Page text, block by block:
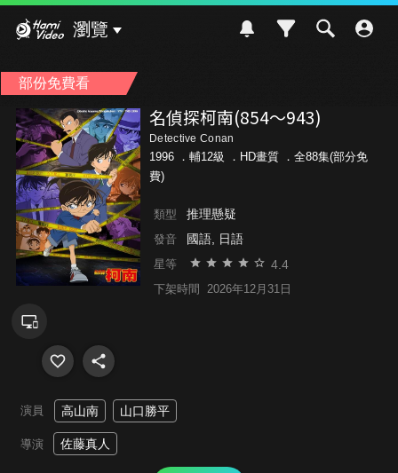
瀏覽
部份免費看
名偵探柯南(854～943)
Detective Conan
1996 ． 輔12級
．HD畫質 ．全88集(部分免
費)
類型 推理懸疑
發音 國語, 日語
星等 4.4
下架時間 2026年12月31日
演員 高山南 山口勝平
導演 佐藤真人